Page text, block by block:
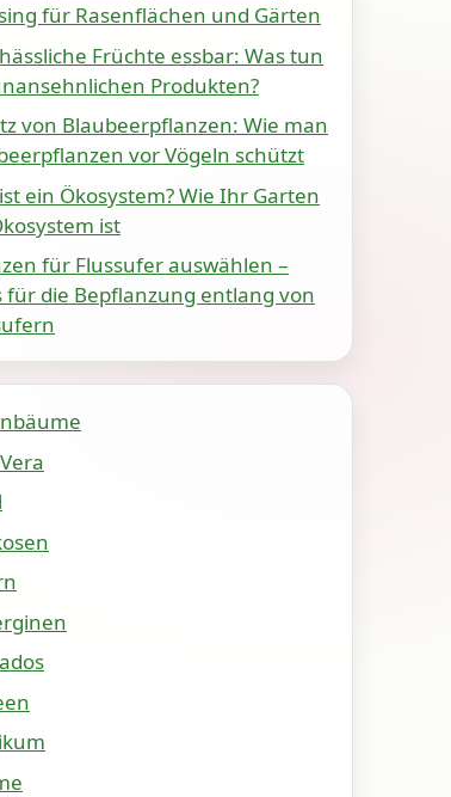
für Rasenflächen und Gärten
Früchte essbar: Was tun
Produkten?
von Blaubeerpflanzen: Wie man
vor Vögeln schützt
ein Ökosystem? Wie Ihr Garten
ist
für Flussufer auswählen –
für die Bepflanzung entlang von